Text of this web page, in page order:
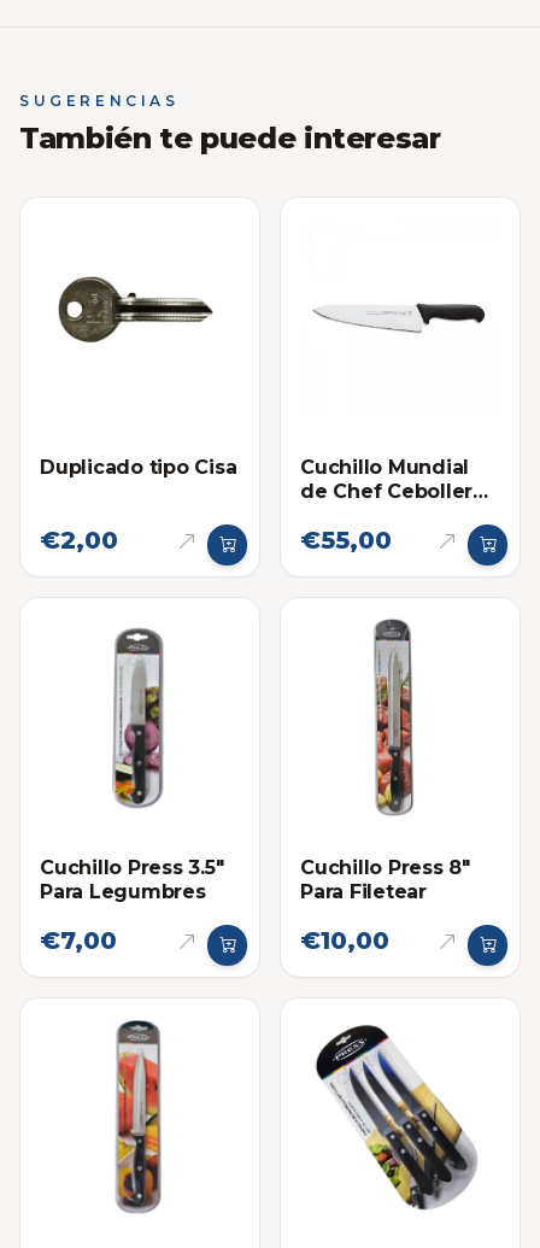
SUGERENCIAS
También te puede interesar
Duplicado tipo Cisa
€2,00
Cuchillo Mundial
de Chef Cebollero
€55,00
Cuchillo Press 3.5"
Para Legumbres
€7,00
Cuchillo Press 8"
Para Filetear
€10,00